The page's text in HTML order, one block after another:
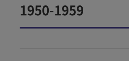
1950-1959